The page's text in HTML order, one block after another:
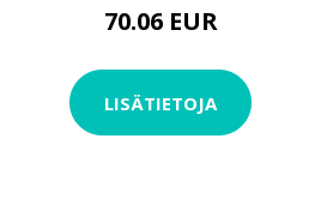
70.06 EUR
LISÄTIETOJA